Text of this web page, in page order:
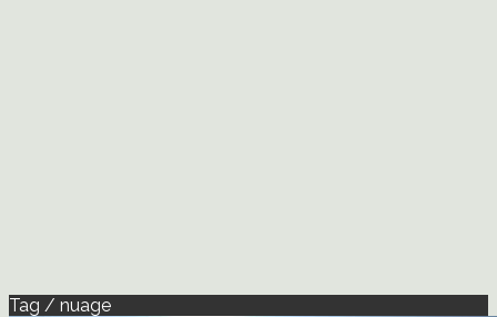
Tag / nuage